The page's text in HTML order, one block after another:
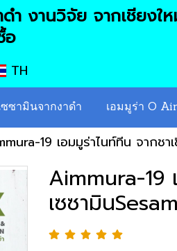
ำ งานวิจัย จากเชียงใ
อ
TH
ซซามินจากงาดำ เอมมูร่า O
19 เอมมูร่าไนท์ทีน จากช
Aimmura-19
เซซามิน